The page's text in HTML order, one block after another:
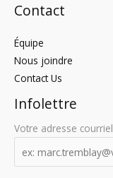
Contact
Équipe
Nous joindre
Contact Us
Infolettre
Votre adresse courriel